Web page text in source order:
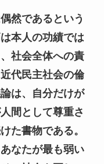
然であるという
本人の功績では
社会全体への責
代民主社会の倫
は、自分だけが
間として尊重さ
た書物である。
なたが最も弱い